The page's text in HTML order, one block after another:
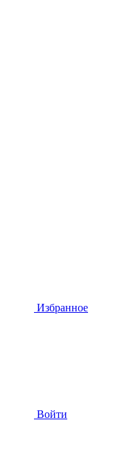
Избранное
Войти